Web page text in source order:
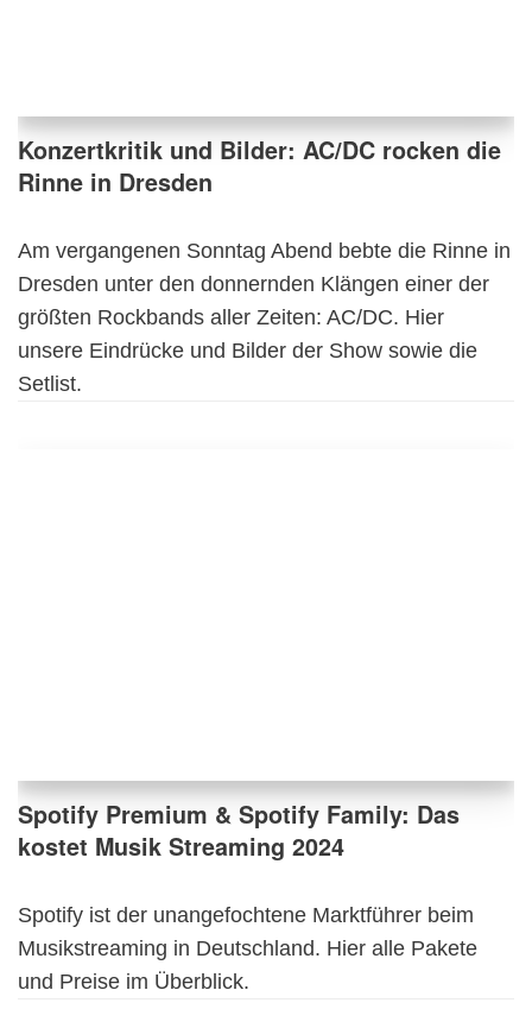
Konzertkritik und Bilder: AC/DC rocken die
Rinne in Dresden
Am vergangenen Sonntag Abend bebte die Rinne in
Dresden unter den donnernden Klängen einer der
größten Rockbands aller Zeiten: AC/DC. Hier
unsere Eindrücke und Bilder der Show sowie die
Setlist.
Spotify Premium & Spotify Family: Das
kostet Musik Streaming 2024
Spotify ist der unangefochtene Marktführer beim
Musikstreaming in Deutschland. Hier alle Pakete
und Preise im Überblick.